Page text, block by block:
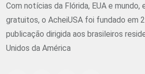
Com notícias da Flórida, EUA e mundo,
gratuitos, o AcheiUSA foi fundado em
publicação dirigida aos brasileiros
Unidos da América